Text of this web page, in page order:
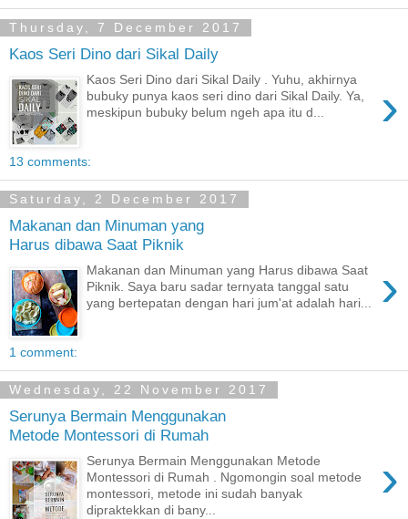
Thursday, 7 December 2017
Kaos Seri Dino dari Sikal Daily
›
Kaos Seri Dino dari Sikal Daily . Yuhu, akhirnya
bubuky punya kaos seri dino dari Sikal Daily. Ya,
meskipun bubuky belum ngeh apa itu d...
13 comments:
Saturday, 2 December 2017
Makanan dan Minuman yang
Harus dibawa Saat Piknik
›
Makanan dan Minuman yang Harus dibawa Saat
Piknik. Saya baru sadar ternyata tanggal satu
yang bertepatan dengan hari jum'at adalah hari...
1 comment:
Wednesday, 22 November 2017
Serunya Bermain Menggunakan
Metode Montessori di Rumah
›
Serunya Bermain Menggunakan Metode
Montessori di Rumah . Ngomongin soal metode
montessori, metode ini sudah banyak
dipraktekkan di bany...